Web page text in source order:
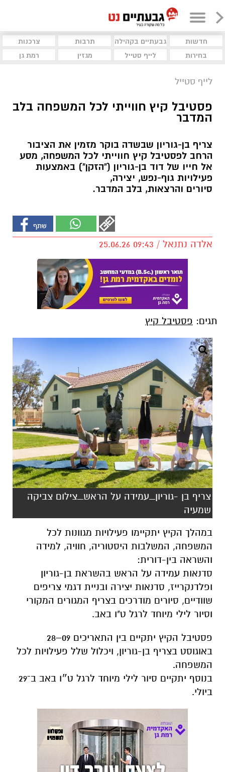
חדשות גבעתיים בקהילה תרבות
צרכנות
בחירות
לייף סטייל מגזין רמת גן
לייף סטייל
פסטיבל קיץ חווייתי לכל המשפחה בלב
המדבר
צריף בן-גוריון שבשדה בוקר מזמין את הציבור
הרחב לפסטיבל קיץ חווייתי לכל המשפחה, מסע
אל חייו של דוד בן-גוריון ("הזקן") באמצעות
פעילויות גוף-נפש, יצירה,
סיורים והרצאות, בלב המדבר.
אלדה נתנאל / 09:43 25.06.26
תגים: פסטיבל קיץ
צריף בן -גוריון_עמידה על הראש_צילום צביקה
שמעיה
במהלך הקיץ יתקיימו פעילויות מגוונות לכל
המשפחה, המשלבות היסטוריה, חוויה, למידה
והשראה בין-דורית:
סדנאות עמידה על הראש בהשראת בן-גוריון
ופלדנקרייז, סדנאות יצירה ובניית דגמי צריפים
שוודיים, סיורים מודרכים בצריף המגורים המקורי
וסיור לילי מיוחד לרגל ט"ו באב.
פסטיבל הקיץ יתקיים בין התאריכים 09–28
באוגוסט בצריף בן-גוריון, ויכלול שלל פעילויות לכל
המשפחה.
בנוסף יתקיים סיור לילי מיוחד לרגל ט״ו באב ב־29
ביולי.